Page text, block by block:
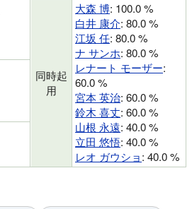
同時起
用
大森 博: 100.0 %
白井 康介: 80.0 %
江坂 任: 80.0 %
ナ サンホ: 80.0 %
レナート モーザー:
60.0 %
宮本 英治: 60.0 %
鈴木 喜丈: 60.0 %
山根 永遠: 40.0 %
立田 悠悟: 40.0 %
レオ ガウショ: 40.0 %